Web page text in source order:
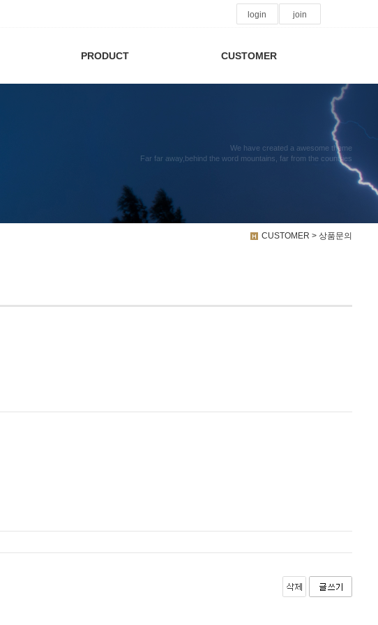
login join
PRODUCT CUSTOMER
We have created a awesome theme
Far far away,behind the word mountains, far from the countries
CUSTOMER > 상품문의